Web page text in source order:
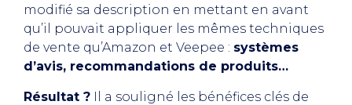
modifié sa description en mettant en avant
qu’il pouvait appliquer les mêmes techniques
de vente qu’Amazon et Veepee : systèmes
d’avis, recommandations de produits…
Résultat ? Il a souligné les bénéfices clés de